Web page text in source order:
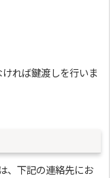
れば鍵渡しを行いま
、下記の連絡先にお